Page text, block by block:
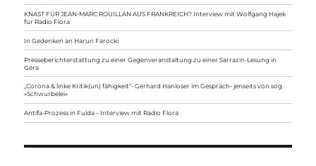
KNAST FÜR JEAN-MARC ROUILLAN AUS FRANKREICH? Interview mit Wolfgang Hajek
für Radio Flora
In Gedenken an Harun Farocki
Presseberichterstattung zu einer Gegenveranstaltung zu einer Sarrazin-Lesung in
Gera
„Corona & linke Kritik(un) fähigkeit“- Gerhard Hanloser im Gespräch- jenseits von sog.
»Schwurbelei«
Antifa-Prozess in Fulda – Interview mit Radio Flora